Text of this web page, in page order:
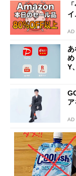
AD
め
Y
AD